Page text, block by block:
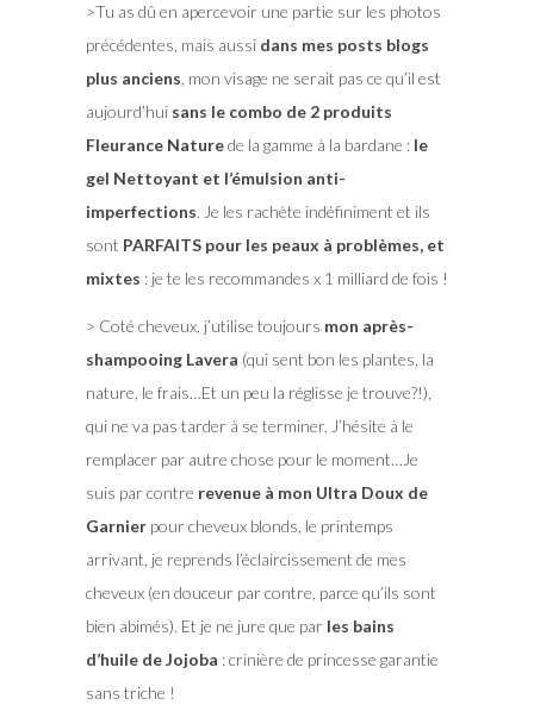
>Tu as dû en apercevoir une partie sur les photos
précédentes, mais aussi dans mes posts blogs
plus anciens , mon visage ne serait pas ce qu’il est
aujourd’hui sans le combo de 2 produits
Fleurance Naturede la gamme à la bardane : le
gel Nettoyant et l’émulsion anti-
imperfections. Je les rachète indéfiniment et ils
sont PARFAITS pour les peaux à problèmes, et
mixtes : je te les recommandes x 1 milliard de fois !
> Coté cheveux, j’utilise toujours mon après-
shampooing Lavera (qui sent bon les plantes, la
nature, le frais…Et un peu la réglisse je trouve?!),
qui ne va pas tarder à se terminer. J’hésite à le
remplacer par autre chose pour le moment…Je
suis par contre revenue à mon Ultra Doux de
Garnierpour cheveux blonds, le printemps
arrivant, je reprends l’éclaircissement de mes
cheveux (en douceur par contre, parce qu’ils sont
bien abimés). Et je ne jure que par les bains
d’huile de Jojoba : crinière de princesse garantie
sans triche !